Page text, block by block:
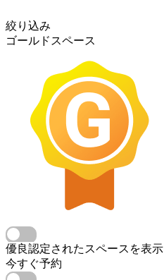
絞り込み
ゴールドスペース
優良認定されたスペースを表示
今すぐ予約